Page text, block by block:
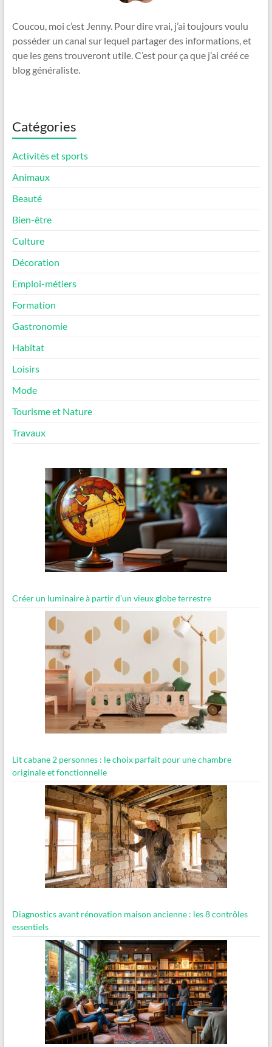
Coucou, moi c’est Jenny. Pour dire vrai, j’ai toujours voulu
posséder un canal sur lequel partager des informations, et
que les gens trouveront utile. C’est pour ça que j’ai créé ce
blog généraliste.
Catégories
Activités et sports
Animaux
Beauté
Bien-être
Culture
Décoration
Emploi-métiers
Formation
Gastronomie
Habitat
Loisirs
Mode
Tourisme et Nature
Travaux
Créer un luminaire à partir d’un vieux globe terrestre
Lit cabane 2 personnes : le choix parfait pour une chambre
originale et fonctionnelle
Diagnostics avant rénovation maison ancienne : les 8 contrôles
essentiels